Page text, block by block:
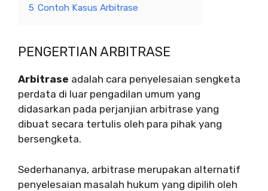
5 Contoh Kasus Arbitrase
PENGERTIAN ARBITRASE
Arbitrase adalah cara penyelesaian sengketa
perdata di luar pengadilan umum yang
didasarkan pada perjanjian arbitrase yang
dibuat secara tertulis oleh para pihak yang
bersengketa.
Sederhananya, arbitrase merupakan alternatif
penyelesaian masalah hukum yang dipilih oleh